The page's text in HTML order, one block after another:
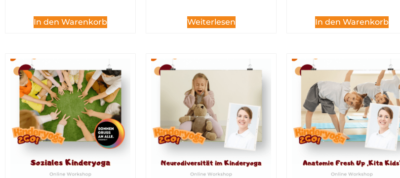
In den Warenkorb Weiterlesen In den Warenkorb